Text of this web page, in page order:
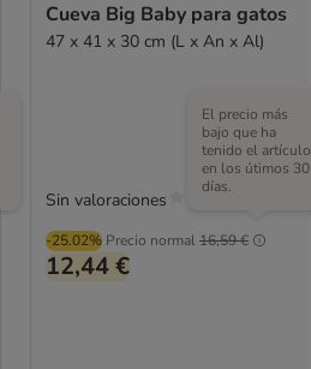
Cueva Big Baby para gatos
47 x 41 x 30 cm (L x An x Al)
-25.02% Precio normal16,59 €
El precio más
bajo que ha
tenido el artículo
en los útimos 30
días.
12,44 €
Sin valoraciones